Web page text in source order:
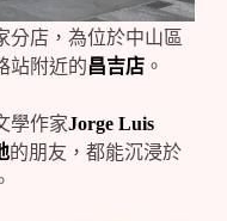
分店，為位於中山區
站附近的昌吉店。
學作家Jorge Luis
的朋友，都能沉浸於